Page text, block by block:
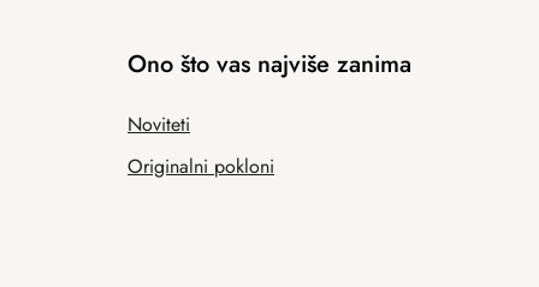
Ono što vas najviše zanima
Noviteti
Originalni pokloni